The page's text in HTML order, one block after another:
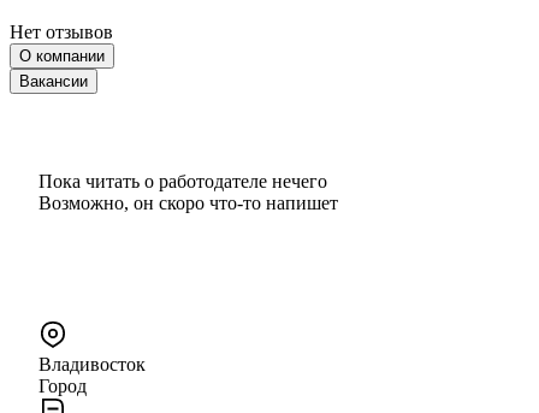
Нет отзывов
О компании
Вакансии
Пока читать о работодателе нечего
Возможно, он скоро что‑то напишет
Владивосток
Город